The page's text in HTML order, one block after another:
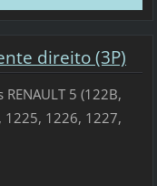
direito (3P)
5 (122B,
1225, 1226, 1227,